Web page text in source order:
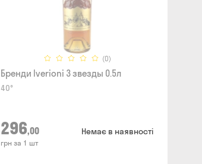
(0)
Бренди Iverioni 3 звезды 0.5л
40°
296,00
грн за 1 шт
Немає в наявності